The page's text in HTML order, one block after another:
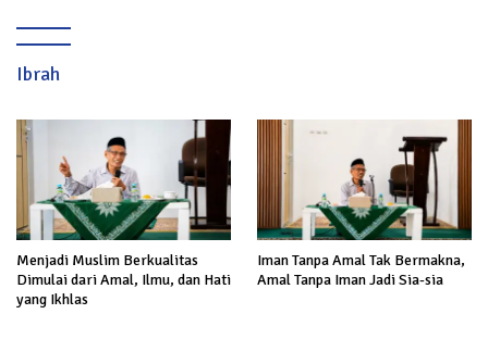
Ibrah
Menjadi Muslim Berkualitas
Dimulai dari Amal, Ilmu, dan Hati
yang Ikhlas
Iman Tanpa Amal Tak Bermakna,
Amal Tanpa Iman Jadi Sia-sia